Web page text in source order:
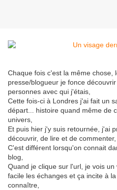
Chaque fois c'est la même chose,
presse/blogueur je fonce
personnes avec qui j'étais,
Cette fois-ci à Londres j'ai fait un
départ... histoire quand même de
univers,
Et puis hier j'y suis retournée, j'ai
découvrir, de lire et de commenter,
C'est différent lorsqu'on connait
blog,
Quand je clique sur l'url, je vois
facile les échanges et ça incite à
connaître,